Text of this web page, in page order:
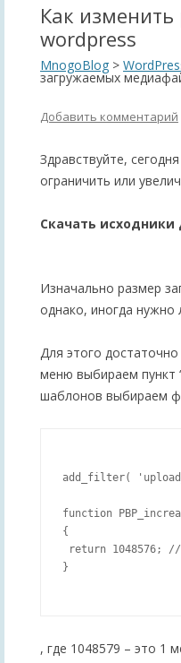
Как
wordpress
MnogoBlog >
загружаемых
Добавить комментарий
Здравствуйте,
ограничить или
Скачать
Изначально размер
однако, иногда
Для этого
меню выбираем пункт
шаблонов выбираем
add_filter(
function
{
return 1048576; //
}
, где 1048579 – это 1